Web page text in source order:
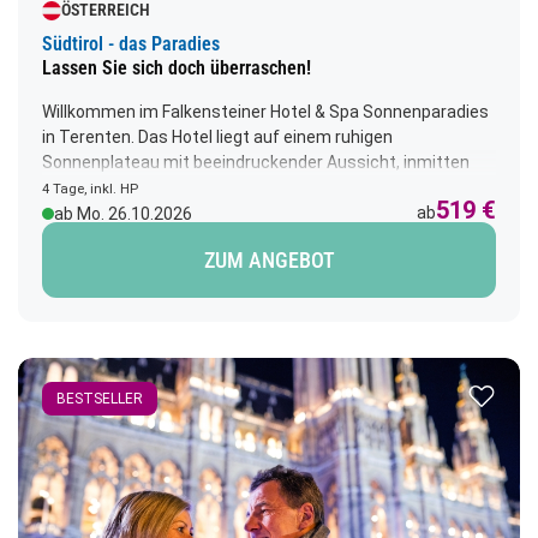
ÖSTERREICH
Südtirol - das Paradies
Lassen Sie sich doch überraschen!
Willkommen im Falkensteiner Hotel & Spa Sonnenparadies
in Terenten. Das Hotel liegt auf einem ruhigen
Sonnenplateau mit beeindruckender Aussicht, inmitten
der Südtiroler Berglandschaft. Genießen Sie herzliche
Gastlichkeit, ausgezeichnete Kulinarik, einen schönen
Wellnessbereich und nehmen Sie Auszeit vom hektischen
4 Tage, inkl. HP
ab Mo. 26.10.2026 ab519 €
ZUM ANGEBOT
BESTSELLER Zur